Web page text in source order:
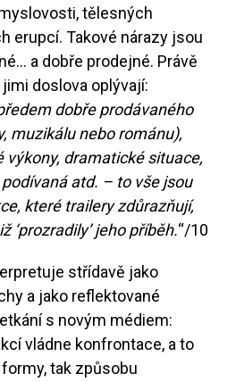
tělesných
erupcí. Takové nárazy jsou
a dobře prodejné. Právě
doslova oplývají:
dobře prodávaného
muzikálu nebo románu),
výkony, dramatické situace,
atd. – to vše jsou
které trailery zdůrazňují,
‘prozradily’ jeho příběh.“/10
střídavě jako
a jako reflektované
s novým médiem:
vládne konfrontace, a to
tak způsobu